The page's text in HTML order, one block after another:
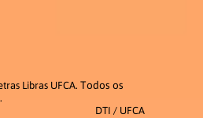
Libras UFCA. Todos os
DTI / UFCA